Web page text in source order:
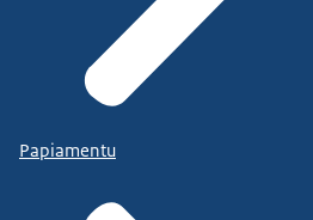
Papiamentu